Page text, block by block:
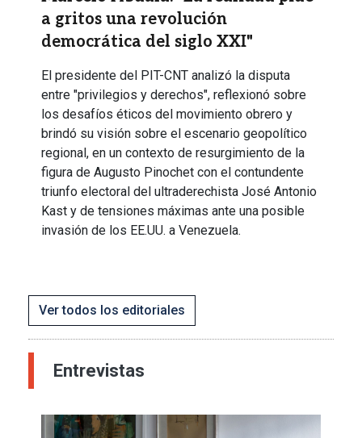
a gritos una revolución
democrática del siglo XXI"
El presidente del PIT-CNT analizó la disputa
entre "privilegios y derechos", reflexionó sobre
los desafíos éticos del movimiento obrero y
brindó su visión sobre el escenario geopolítico
regional, en un contexto de resurgimiento de la
figura de Augusto Pinochet con el contundente
triunfo electoral del ultraderechista José Antonio
Kast y de tensiones máximas ante una posible
invasión de los EE.UU. a Venezuela.
Ver todos los editoriales
Entrevistas
Imagen